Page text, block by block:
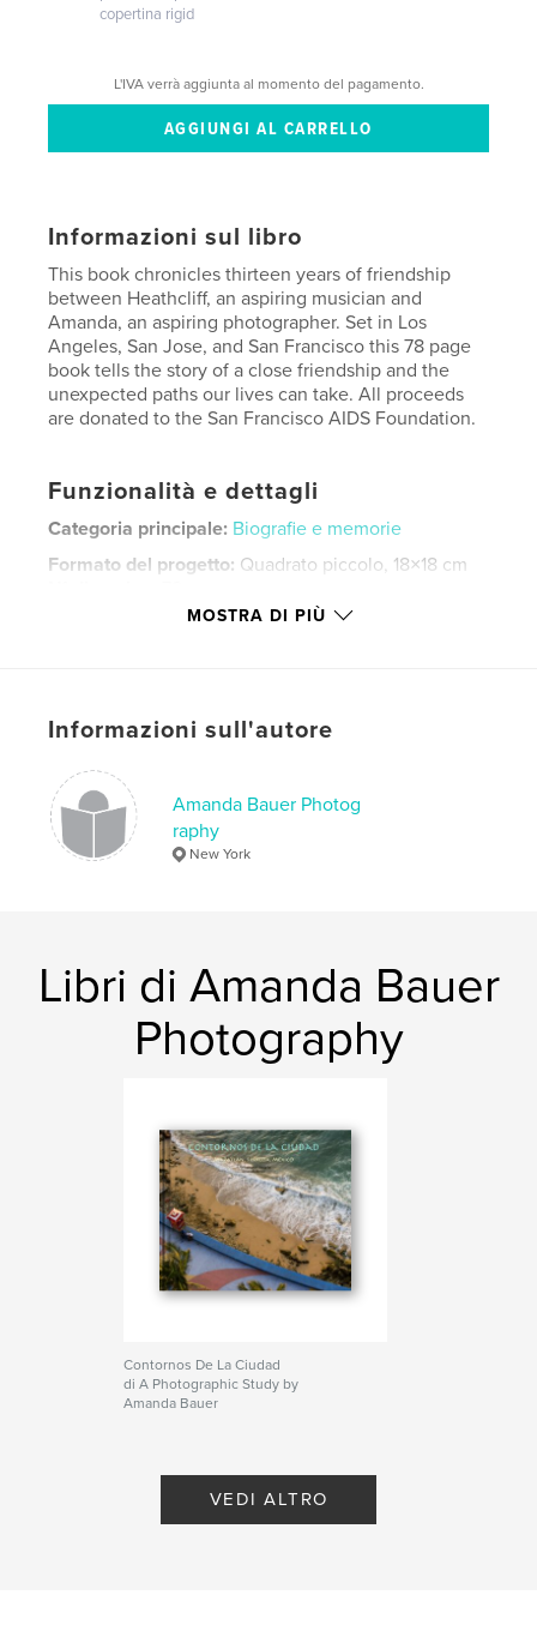
copertina rigid
L'IVA verrà aggiunta al momento del pagamento.
Informazioni sul libro
This book chronicles thirteen years of friendship
between Heathcliff, an aspiring musician and
Amanda, an aspiring photographer. Set in Los
Angeles, San Jose, and San Francisco this 78 page
book tells the story of a close friendship and the
unexpected paths our lives can take. All proceeds
are donated to the San Francisco AIDS Foundation.
Funzionalità e dettagli
Categoria principale: Biografie e memorie
Formato del progetto: Quadrato piccolo, 18×18 cm
Data di pubblicazione: gen 18, 2010
Palo Alto
, San Francisco , Los Angeles , Love
Friendship Music
MOSTRA DI PIÙ
Informazioni sull'autore
Amanda Bauer Photog
raphy
New York
Libri di Amanda Bauer
Photography
Contornos De La Ciudad
di A Photographic Study by
Amanda Bauer
VEDI ALTRO